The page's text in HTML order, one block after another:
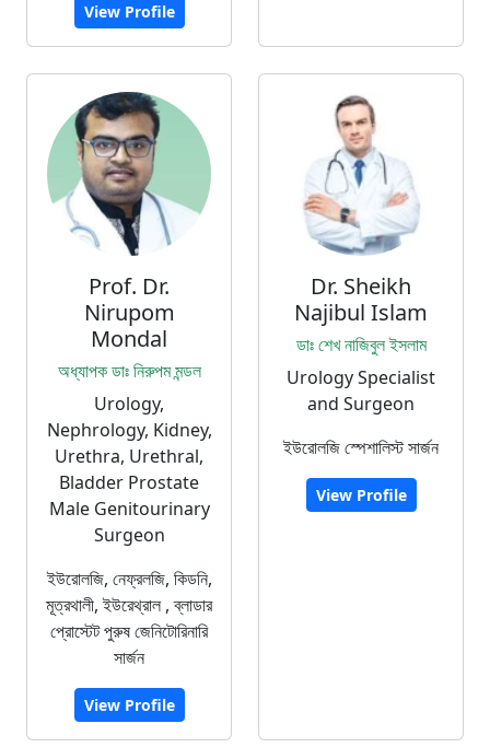
View Profile
Prof. Dr.
Nirupom
Mondal
অধ্যাপক ডাঃ নিরুপম মন্ডল
Urology,
Nephrology, Kidney,
Urethra, Urethral,
Bladder Prostate
Male Genitourinary
Surgeon
ইউরোলজি, নেফ্রলজি, কিডনি,
মূত্রথালী, ইউরেথ্রাল , ব্লাডার
প্রোস্টেট পুরুষ জেনিটোরিনারি
সার্জন
View Profile
Dr. Sheikh
Najibul Islam
ডাঃ শেখ নাজিবুল ইসলাম
Urology Specialist
and Surgeon
ইউরোলজি স্পেশালিস্ট সার্জন
View Profile